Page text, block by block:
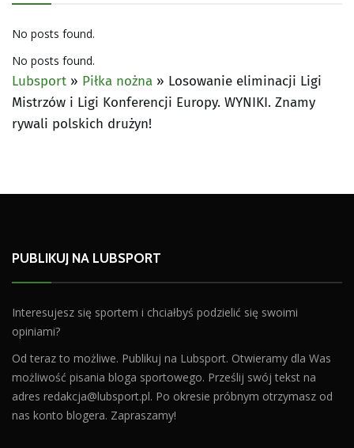
No posts found.
No posts found.
Lubsport » Piłka nożna » Losowanie eliminacji Ligi
Mistrzów i Ligi Konferencji Europy. WYNIKI. Znamy
rywali polskich drużyn!
PUBLIKUJ NA LUBSPORT
Interesujesz się sportem i chciałbyś podzielić się swoimi
opiniami?
Od teraz to możliwe. Publikuj na Lubsport. Otwieramy dla Was
możliwość pisania bloga sportowego. Prześlij swój tekst na
adres redakcja@lubsport.pl. Po okresie próbnym otrzymasz od
nas konto blogera. Zapraszamy!